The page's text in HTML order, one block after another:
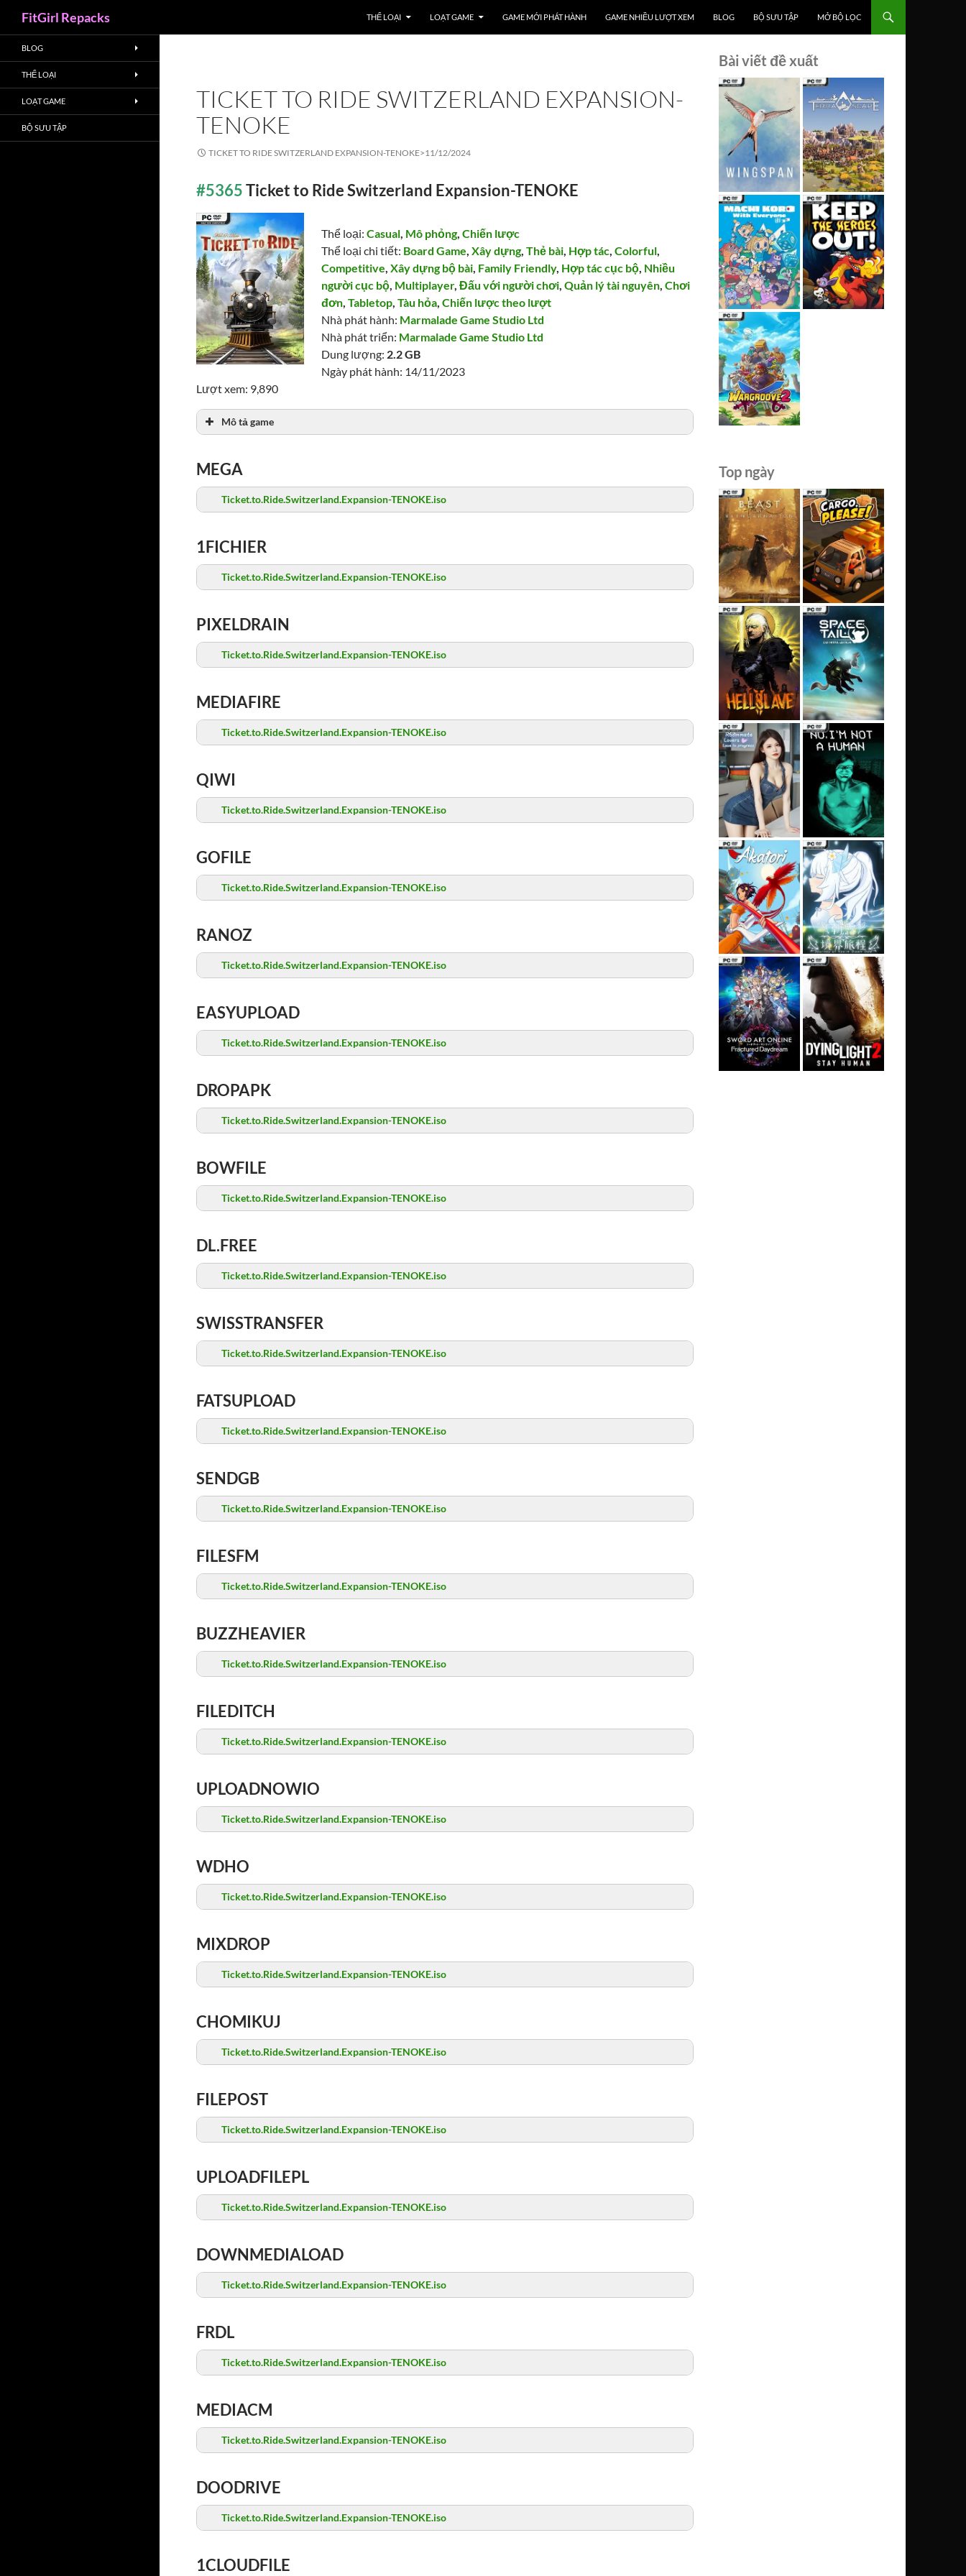
FitGirl Repacks THỂ LOẠI LOẠT GAME GAME MỚI PHÁT HÀNH GAME NHIỀU LƯỢT XEM BLOG BỘ SƯU TẬP MỞ BỘ LỌC
TICKET TO RIDE SWITZERLAND EXPANSION-
TENOKE
TICKET TO RIDE SWITZERLAND EXPANSION-TENOKE>11/12/2024
#5365Ticket to Ride Switzerland Expansion-TENOKE
Thể loại:Casual, Mô phỏng,Chiến lược
Thể loại chi tiết: Board Game,Xây dựng,Thẻ bài, Hợp tác,Colorful,
Competitive,Xây dựng bộ bài, Family Friendly, Hợp tác cục bộ, Nhiều
người cục bộ, Multiplayer,Đấu với người chơi,Quản lý tài nguyên,Chơi
đơn,Tabletop,Tàu hỏa,Chiến lược theo lượt
Nhà phát hành: Marmalade Game Studio Ltd
Nhà phát triển: Marmalade Game Studio Ltd
Dung lượng: 2.2 GB
Ngày phát hành: 14/11/2023
Lượt xem: 9,890
Mô tả game
MEGA
Ticket.to.Ride.Switzerland.Expansion-TENOKE.iso
1FICHIER
Ticket.to.Ride.Switzerland.Expansion-TENOKE.iso
PIXELDRAIN
Ticket.to.Ride.Switzerland.Expansion-TENOKE.iso
MEDIAFIRE
Ticket.to.Ride.Switzerland.Expansion-TENOKE.iso
QIWI
Ticket.to.Ride.Switzerland.Expansion-TENOKE.iso
GOFILE
Ticket.to.Ride.Switzerland.Expansion-TENOKE.iso
RANOZ
Ticket.to.Ride.Switzerland.Expansion-TENOKE.iso
EASYUPLOAD
Ticket.to.Ride.Switzerland.Expansion-TENOKE.iso
DROPAPK
Ticket.to.Ride.Switzerland.Expansion-TENOKE.iso
BOWFILE
Ticket.to.Ride.Switzerland.Expansion-TENOKE.iso
DL.FREE
Ticket.to.Ride.Switzerland.Expansion-TENOKE.iso
SWISSTRANSFER
Ticket.to.Ride.Switzerland.Expansion-TENOKE.iso
FATSUPLOAD
Ticket.to.Ride.Switzerland.Expansion-TENOKE.iso
SENDGB
Ticket.to.Ride.Switzerland.Expansion-TENOKE.iso
FILESFM
Ticket.to.Ride.Switzerland.Expansion-TENOKE.iso
BUZZHEAVIER
Ticket.to.Ride.Switzerland.Expansion-TENOKE.iso
FILEDITCH
Ticket.to.Ride.Switzerland.Expansion-TENOKE.iso
UPLOADNOWIO
Ticket.to.Ride.Switzerland.Expansion-TENOKE.iso
WDHO
Ticket.to.Ride.Switzerland.Expansion-TENOKE.iso
MIXDROP
Ticket.to.Ride.Switzerland.Expansion-TENOKE.iso
CHOMIKUJ
Ticket.to.Ride.Switzerland.Expansion-TENOKE.iso
FILEPOST
Ticket.to.Ride.Switzerland.Expansion-TENOKE.iso
UPLOADFILEPL
Ticket.to.Ride.Switzerland.Expansion-TENOKE.iso
DOWNMEDIALOAD
Ticket.to.Ride.Switzerland.Expansion-TENOKE.iso
FRDL
Ticket.to.Ride.Switzerland.Expansion-TENOKE.iso
MEDIACM
Ticket.to.Ride.Switzerland.Expansion-TENOKE.iso
DOODRIVE
Ticket.to.Ride.Switzerland.Expansion-TENOKE.iso
1CLOUDFILE
Bài viết đề xuất
Top ngày
BLOG
THỂ LOẠI
LOẠT GAME
BỘ SƯU TẬP